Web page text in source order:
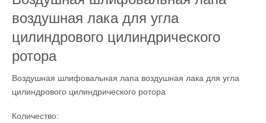
воздушная лака для угла
цилиндрового цилиндрического
ротора
Воздушная шлифовальная лапа воздушная лака для угла
цилиндрового цилиндрического ротора
Количество: